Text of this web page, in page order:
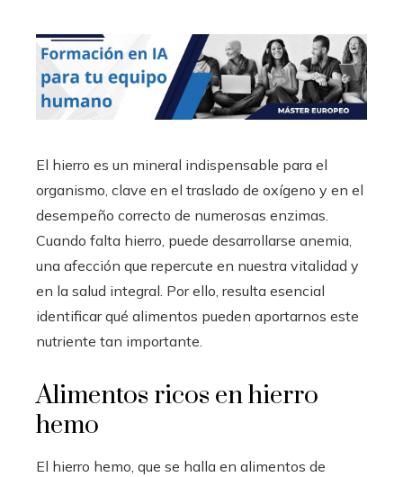
El hierro es un mineral indispensable para el
organismo, clave en el traslado de oxígeno y en el
desempeño correcto de numerosas enzimas.
Cuando falta hierro, puede desarrollarse anemia,
una afección que repercute en nuestra vitalidad y
en la salud integral. Por ello, resulta esencial
identificar qué alimentos pueden aportarnos este
nutriente tan importante.
Alimentos ricos en hierro
hemo
El hierro hemo, que se halla en alimentos de